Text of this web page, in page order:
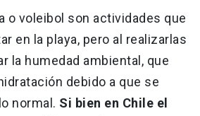
o voleibol son actividades que
en la playa, pero al realizarlas
la humedad ambiental, que
debido a que se
normal. Si bien en Chile el